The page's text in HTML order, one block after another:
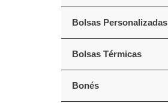
Bolsas Personalizadas
Bolsas Térmicas
Bonés